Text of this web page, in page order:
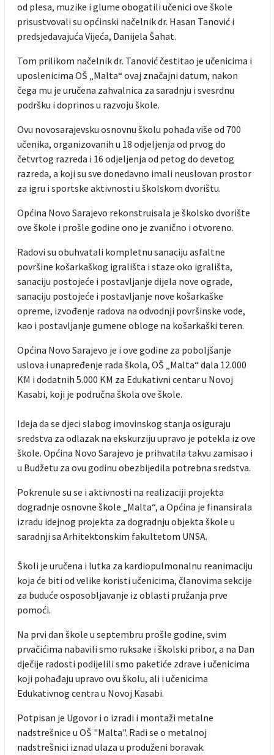
od plesa, muzike i glume obogatili učenici ove škole
prisustvovali su općinski načelnik dr. Hasan Tanović i
predsjedavajuća Vijeća, Danijela Šahat.
Tom prilikom načelnik dr. Tanović čestitao je učenicima i
uposlenicima OŠ „Malta“ ovaj značajni datum, nakon
čega mu je uručena zahvalnica za saradnju i svesrdnu
podršku i doprinos u razvoju škole.
Ovu novosarajevsku osnovnu školu pohađa više od 700
učenika, organizovanih u 18 odjeljenja od prvog do
četvrtog razreda i 16 odjeljenja od petog do devetog
razreda, a koji su sve donedavno imali neuslovan prostor
za igru i sportske aktivnosti u školskom dvorištu.
Općina Novo Sarajevo rekonstruisala je školsko dvorište
ove škole i prošle godine ono je zvanično i otvoreno.
Radovi su obuhvatali kompletnu sanaciju asfaltne
površine košarkaškog igrališta i staze oko igrališta,
sanaciju postojeće i postavljanje dijela nove ograde,
sanaciju postojeće i postavljanje nove košarkaške
opreme, izvođenje radova na odvodnji površinske vode,
kao i postavljanje gumene obloge na košarkaški teren.
Općina Novo Sarajevo je i ove godine za poboljšanje
uslova i unapređenje rada škola, OŠ „Malta“ dala 12.000
KM i dodatnih 5.000 KM za Edukativni centar u Novoj
Kasabi, koji je područna škola ove škole.
Ideja da se djeci slabog imovinskog stanja osiguraju
sredstva za odlazak na ekskurziju upravo je potekla iz ove
škole. Općina Novo Sarajevo je prihvatila takvu zamisao i
u Budžetu za ovu godinu obezbijedila potrebna sredstva.
Pokrenule su se i aktivnosti na realizaciji projekta
dogradnje osnovne škole „Malta“, a Općina je finansirala
izradu idejnog projekta za dogradnju objekta škole u
saradnji sa Arhitektonskim fakultetom UNSA.
Školi je uručena i lutka za kardiopulmonalnu reanimaciju
koja će biti od velike koristi učenicima, članovima sekcije
za buduće osposobljavanje iz oblasti pružanja prve
pomoći.
Na prvi dan škole u septembru prošle godine, svim
prvačićima nabavili smo ruksake i školski pribor, a na Dan
dječije radosti podijelili smo paketiće zdrave i učenicima
koji pohađaju upravo ovu školu, ali i učenicima
Edukativnog centra u Novoj Kasabi.
Potpisan je Ugovor i o izradi i montaži metalne
nadstrešnice u OŠ "Malta". Radi se o metalnoj
nadstrešnici iznad ulaza u produženi boravak.